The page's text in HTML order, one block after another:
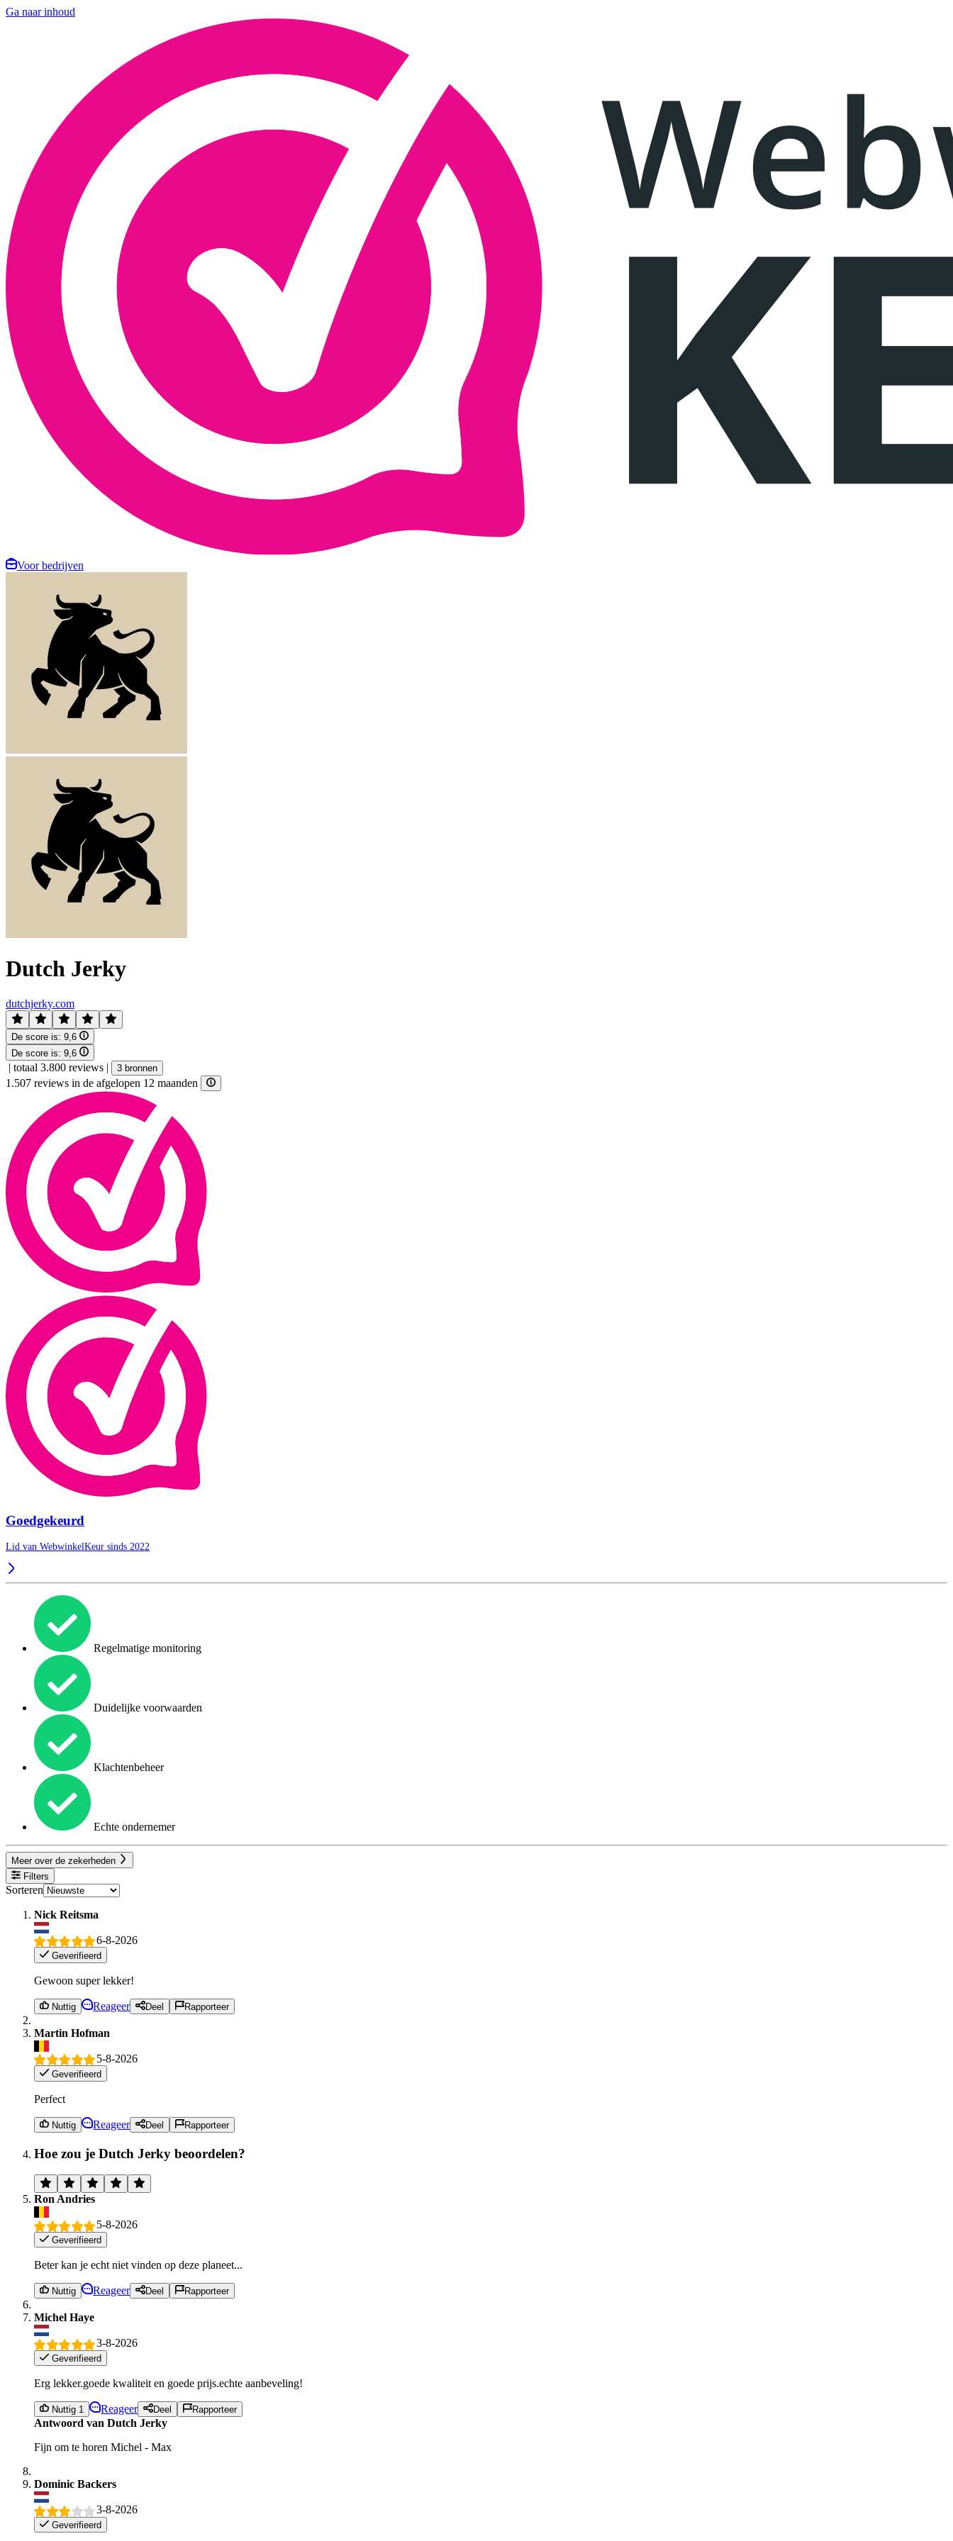
Ga naar inhoud
Voor bedrijven
Dutch Jerky
dutchjerky.com
De score is: 9,6
De score is: 9,6
| totaal 3.800 reviews | 3 bronnen
1.507 reviews in de afgelopen 12 maanden
Goedgekeurd
Lid van WebwinkelKeur sinds 2022
Regelmatige monitoring
Duidelijke voorwaarden
Klachtenbeheer
Echte ondernemer
Meer over de zekerheden
Filters
Sorteren
Nick Reitsma
6-8-2026
Geverifieerd
Gewoon super lekker!
Nuttig Reageer Deel Rapporteer
Martin Hofman
5-8-2026
Geverifieerd
Perfect
Nuttig Reageer Deel Rapporteer
Hoe zou je Dutch Jerky beoordelen?
Ron Andries
5-8-2026
Geverifieerd
Beter kan je echt niet vinden op deze planeet...
Nuttig Reageer Deel Rapporteer
Michel Haye
3-8-2026
Geverifieerd
Erg lekker.goede kwaliteit en goede prijs.echte aanbeveling!
Nuttig 1 Reageer Deel Rapporteer
Antwoord van Dutch Jerky
Fijn om te horen Michel - Max
Dominic Backers
3-8-2026
Geverifieerd